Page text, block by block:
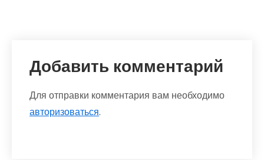
Добавить комментарий
Для отправки комментария вам необходимо
авторизоваться.